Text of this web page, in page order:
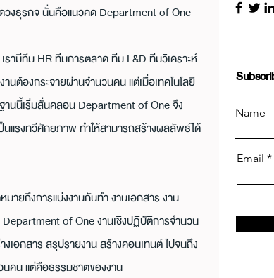
งธุรกิจ นั่นคือแนวคิด Department of One
ามีทีม HR ทีมการตลาด ทีม L&D ทีมวิเคราะห์
ต้องกระจายผ่านจำนวนคน แต่เมื่อเทคโนโลยี
านนี้เริ่มสั่นคลอน Department of One จึง
แรงทวีศักยภาพ ทำให้สามารถสร้างผลลัพธ์ได้
มายถึงการแบ่งงานกันทำ งานเอกสาร งาน
Department of One งานเชิงปฏิบัติการจำนวน
เอกสาร สรุปรายงาน สร้างคอนเทนต์ ไปจนถึง
นคน แต่คือธรรมชาติของงาน
Name
Email